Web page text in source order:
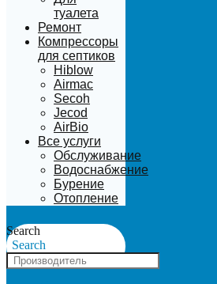
туалета
Ремонт
Компрессоры
для септиков
Hiblow
Airmac
Secoh
Jecod
AirBio
Все услуги
Обслуживание
Водоснабжение
Бурение
Отопление
Search
Search